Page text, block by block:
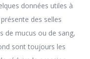
données utiles à
des selles
de mucus ou de sang,
sont toujours les